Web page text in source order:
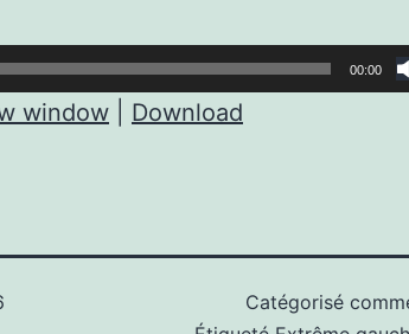
00:00
window Download
Catégorisé